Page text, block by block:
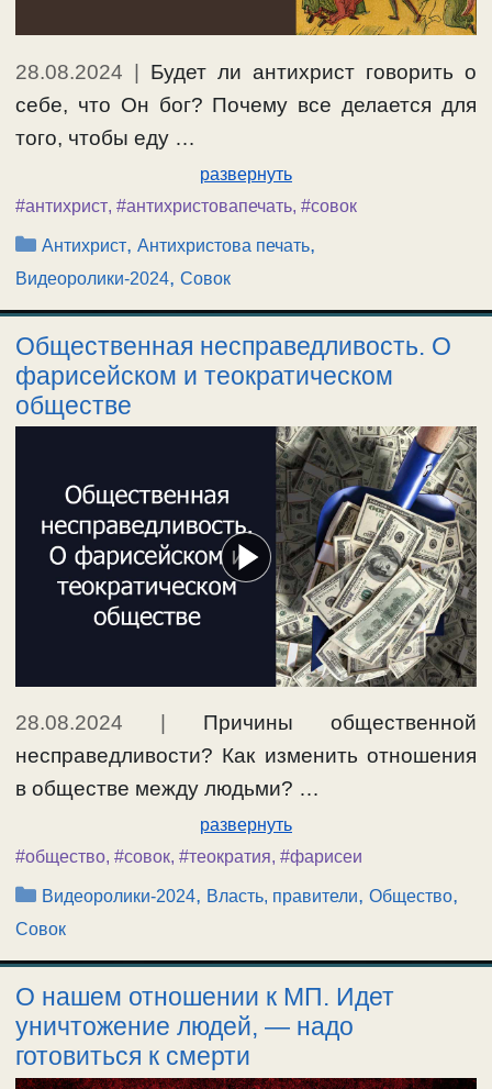
28.08.2024 | Будет ли антихрист говорить о
себе, что Он бог? Почему все делается для
того, чтобы еду …
развернуть
#антихрист, #антихристовапечать, #совок
Рубрики
Антихрист,Антихристова печать,
Видеоролики-2024, Совок
Общественная несправедливость. О
фарисейском и теократическом
обществе
28.08.2024
Причины общественной
несправедливости? Как изменить отношения
в обществе между людьми? …
развернуть
#общество, #совок, #теократия, #фарисеи
Рубрики
Видеоролики-2024, Власть, правители,Общество,
Совок
О нашем отношении к МП. Идет
уничтожение людей, — надо
готовиться к смерти